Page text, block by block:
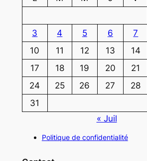
3
4 5 6 7
10
11 12 13 14
17
18 19 20 21
24
25 26 27 28
31
« Juil
Politique de confidentialité